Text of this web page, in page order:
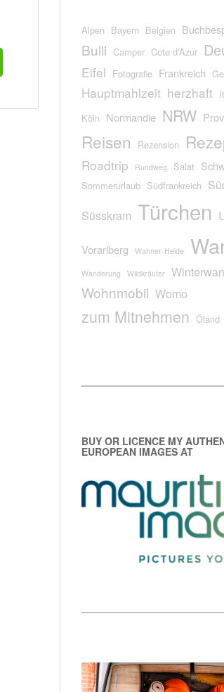
Alpen Bayern Belgien
Bulli Camper Cote d'Azur
Eifel Fotografie Frankreich
Hauptmahlzeit herzhaft
Köln Normandie NRW
Reisen Rezension
Roadtrip Rundweg Salat
Sommerurlaub Südfrankreich
Süsskram Türchen
Vorarlberg Wahner-Heide
Wanderung Wildkräuter
Wohnmobil Womo
zum Mitnehmen Öland
BUY OR LICENCE MY
EUROPEAN IMAGES AT